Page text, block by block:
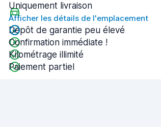
Uniquement livraison
Afficher les détails de l'emplacement
Dépôt de garantie peu élevé
Confirmation immédiate !
Kilométrage illimité
Paiement partiel